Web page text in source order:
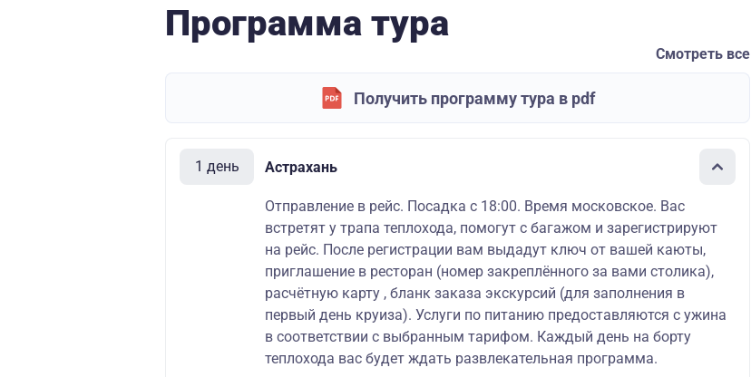
Программа тура
Смотреть все
Получить программу тура в pdf
1 день Астрахань
Отправление в рейс. Посадка с 18:00. Время московское. Вас
встретят у трапа теплохода, помогут с багажом и зарегистрируют
на рейс. После регистрации вам выдадут ключ от вашей каюты,
приглашение в ресторан (номер закреплённого за вами столика),
расчётную карту , бланк заказа экскурсий (для заполнения в
первый день круиза). Услуги по питанию предоставляются с ужина
в соответствии с выбранным тарифом. Каждый день на борту
теплохода вас будет ждать развлекательная программа.